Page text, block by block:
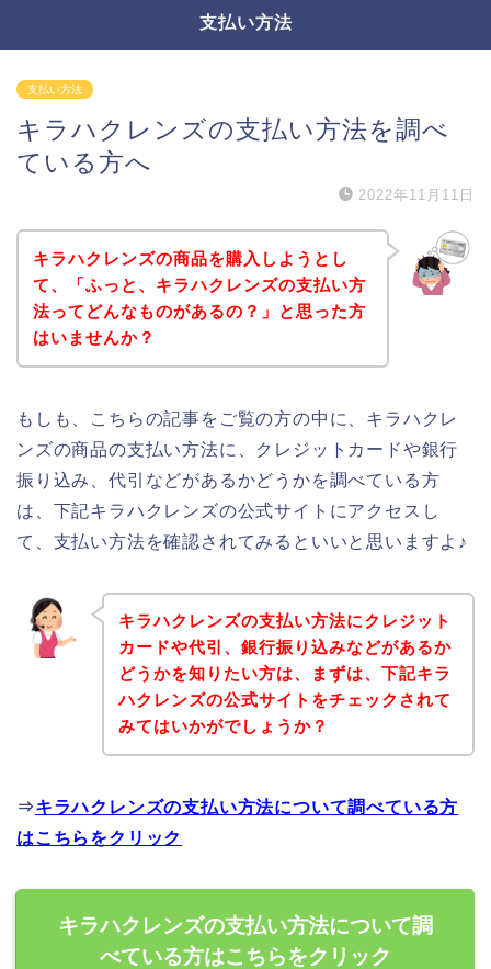
支払い方法
支払い方法
キラハクレンズの支払い方法を調べ
ている方へ
2022年11月11日
キラハクレンズの商品を購入しようとし
て、「ふっと、キラハクレンズの支払い方
法ってどんなものがあるの？」と思った方
はいませんか？
もしも、こちらの記事をご覧の方の中に、キラハクレ
ンズの商品の支払い方法に、クレジットカードや銀行
振り込み、代引などがあるかどうかを調べている方
は、下記キラハクレンズの公式サイトにアクセスし
て、支払い方法を確認されてみるといいと思いますよ♪
キラハクレンズの支払い方法にクレジット
カードや代引、銀行振り込みなどがあるか
どうかを知りたい方は、まずは、下記キラ
ハクレンズの公式サイトをチェックされて
みてはいかがでしょうか？
⇒キラハクレンズの支払い方法について調べている方
はこちらをクリック
キラハクレンズの支払い方法について調
べている方はこちらをクリック